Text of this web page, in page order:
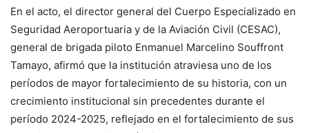
En el acto, el director general del Cuerpo Especializado en
Seguridad Aeroportuaria y de la Aviación Civil (CESAC),
general de brigada piloto Enmanuel Marcelino Souffront
Tamayo, afirmó que la institución atraviesa uno de los
períodos de mayor fortalecimiento de su historia, con un
crecimiento institucional sin precedentes durante el
período 2024-2025, reflejado en el fortalecimiento de sus